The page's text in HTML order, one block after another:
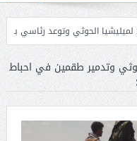
وتوعد رئاسي بالرد الحازم
11 حوثي وتدمير طقمين في احباط